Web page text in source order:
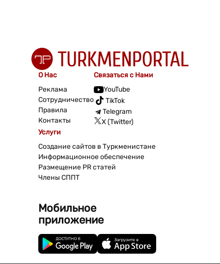
О Нас
Реклама
Сотрудничество
Правила
Контакты
Связаться с Нами
YouTube
TikTok
Telegram
X (Twitter)
Услуги
Создание сайтов в Туркменистане
Информационное обеспечение
Размещение PR статей
Члены СППТ
Мобильное
приложение